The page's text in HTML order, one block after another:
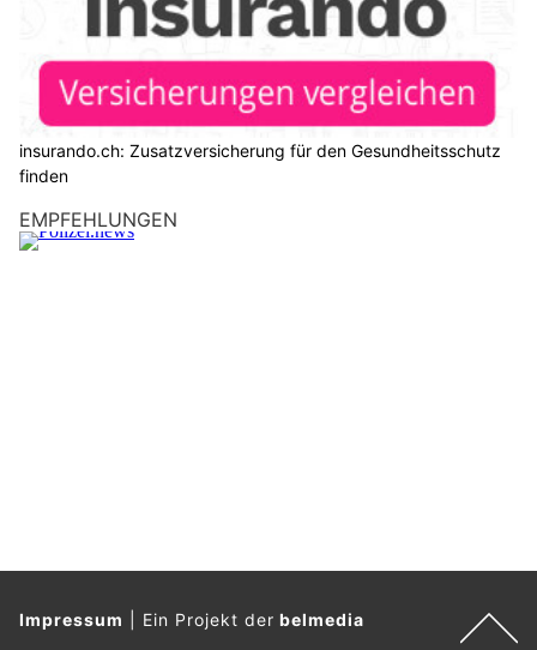
insurando.ch: Zusatzversicherung für den Gesundheitsschutz
finden
EMPFEHLUNGEN
Impressum Ein Projekt derbelmedia